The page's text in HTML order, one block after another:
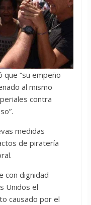
que “su empeño
al mismo
contra
medidas
de piratería
con dignidad
Unidos el
causado por el